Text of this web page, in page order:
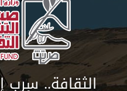
الثقافة.. سرب